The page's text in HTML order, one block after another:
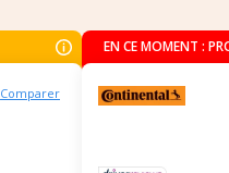
Comparer
EN CE MOMENT :